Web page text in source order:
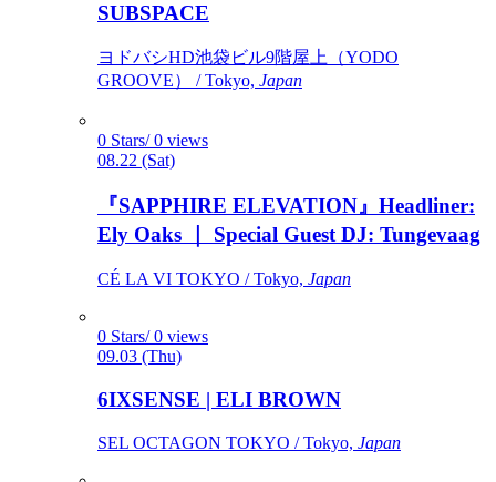
SUBSPACE
ヨドバシHD池袋ビル9階屋上（YODO
GROOVE） / Tokyo, Japan
0 Stars/ 0 views
08.22 (Sat)
『SAPPHIRE ELEVATION』Headliner:
Ely Oaks ｜ Special Guest DJ: Tungevaag
CÉ LA VI TOKYO / Tokyo, Japan
0 Stars/ 0 views
09.03 (Thu)
6IXSENSE | ELI BROWN
SEL OCTAGON TOKYO / Tokyo, Japan